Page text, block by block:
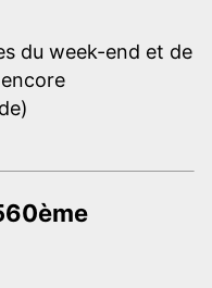
du week-end et de